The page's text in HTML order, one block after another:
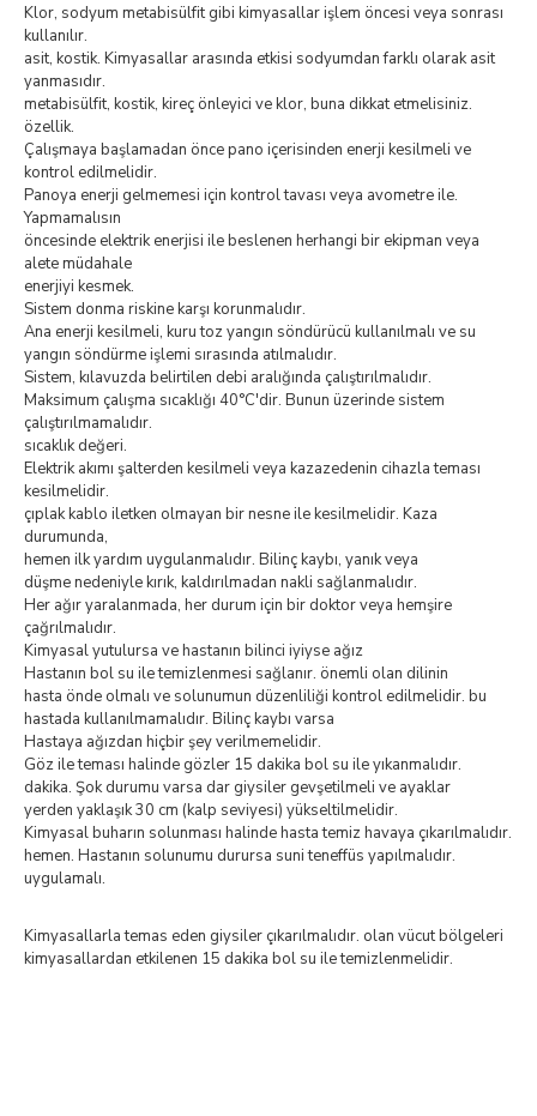
Klor, sodyum metabisülfit gibi kimyasallar işlem öncesi veya sonrası
kullanılır.
asit, kostik. Kimyasallar arasında etkisi sodyumdan farklı olarak asit
yanmasıdır.
metabisülfit, kostik, kireç önleyici ve klor, buna dikkat etmelisiniz.
özellik.
Çalışmaya başlamadan önce pano içerisinden enerji kesilmeli ve
kontrol edilmelidir.
Panoya enerji gelmemesi için kontrol tavası veya avometre ile.
Yapmamalısın
öncesinde elektrik enerjisi ile beslenen herhangi bir ekipman veya
alete müdahale
enerjiyi kesmek.
Sistem donma riskine karşı korunmalıdır.
Ana enerji kesilmeli, kuru toz yangın söndürücü kullanılmalı ve su
yangın söndürme işlemi sırasında atılmalıdır.
Sistem, kılavuzda belirtilen debi aralığında çalıştırılmalıdır.
Maksimum çalışma sıcaklığı 40°C'dir. Bunun üzerinde sistem
çalıştırılmamalıdır.
sıcaklık değeri.
Elektrik akımı şalterden kesilmeli veya kazazedenin cihazla teması
kesilmelidir.
çıplak kablo iletken olmayan bir nesne ile kesilmelidir. Kaza
durumunda,
hemen ilk yardım uygulanmalıdır. Bilinç kaybı, yanık veya
düşme nedeniyle kırık, kaldırılmadan nakli sağlanmalıdır.
Her ağır yaralanmada, her durum için bir doktor veya hemşire
çağrılmalıdır.
Kimyasal yutulursa ve hastanın bilinci iyiyse ağız
Hastanın bol su ile temizlenmesi sağlanır. önemli olan dilinin
hasta önde olmalı ve solunumun düzenliliği kontrol edilmelidir. bu
hastada kullanılmamalıdır. Bilinç kaybı varsa
Hastaya ağızdan hiçbir şey verilmemelidir.
Göz ile teması halinde gözler 15 dakika bol su ile yıkanmalıdır.
dakika. Şok durumu varsa dar giysiler gevşetilmeli ve ayaklar
yerden yaklaşık 30 cm (kalp seviyesi) yükseltilmelidir.
Kimyasal buharın solunması halinde hasta temiz havaya çıkarılmalıdır.
hemen. Hastanın solunumu durursa suni teneffüs yapılmalıdır.
uygulamalı.
Kimyasallarla temas eden giysiler çıkarılmalıdır. olan vücut bölgeleri
kimyasallardan etkilenen 15 dakika bol su ile temizlenmelidir.